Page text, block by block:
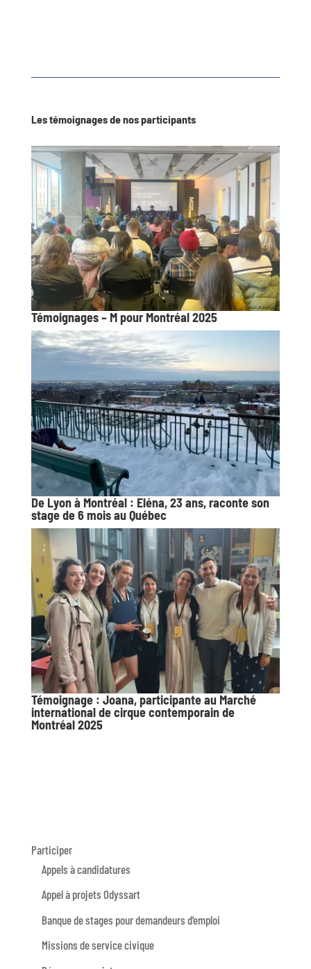
Les témoignages de nos participants
Témoignages – M pour Montréal 2025
De Lyon à Montréal : Eléna, 23 ans, raconte son
stage de 6 mois au Québec
Témoignage : Joana, participante au Marché
international de cirque contemporain de
Montréal 2025
Participer
Appels à candidatures
Appel à projets Odyssart
Banque de stages pour demandeurs d’emploi
Missions de service civique